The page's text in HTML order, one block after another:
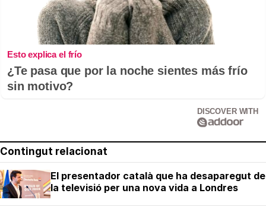
Esto explica el frío
¿Te pasa que por la noche sientes más frío
sin motivo?
DISCOVER WITH
Contingut relacionat
El presentador català que ha desaparegut de
la televisió per una nova vida a Londres